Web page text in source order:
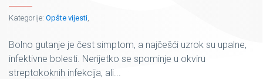
Kategorije: Opšte vijesti,
Bolno gutanje je čest simptom, a najčešći uzrok su upalne,
infektivne bolesti. Nerijetko se spominje u okviru
streptokoknih infekcija, ali...